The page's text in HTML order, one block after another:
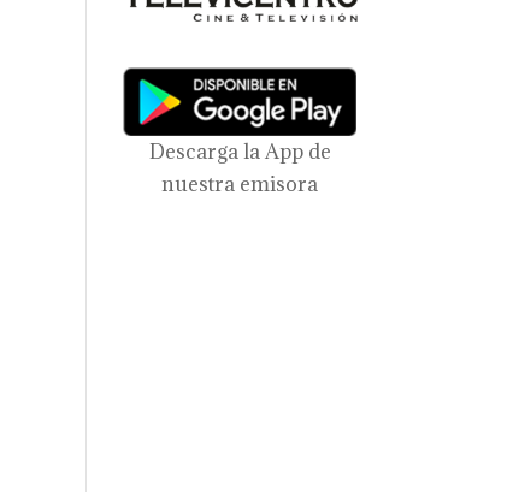
Descarga la App de
nuestra emisora